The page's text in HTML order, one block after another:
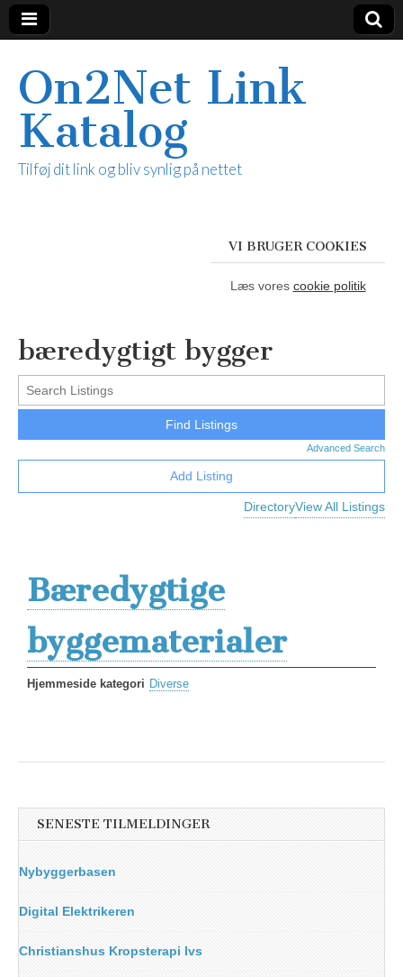
On2Net Link
Katalog
Tilføj dit link og bliv synlig på nettet
VI BRUGER COOKIES
Læs vores cookie politik
bæredygtigt bygger
Advanced Search
DirectoryView All Listings
Add Listing
Bæredygtige
byggematerialer
Hjemmeside kategori Diverse
SENESTE TILMELDINGER
Nybyggerbasen
Digital Elektrikeren
Christianshus Kropsterapi Ivs